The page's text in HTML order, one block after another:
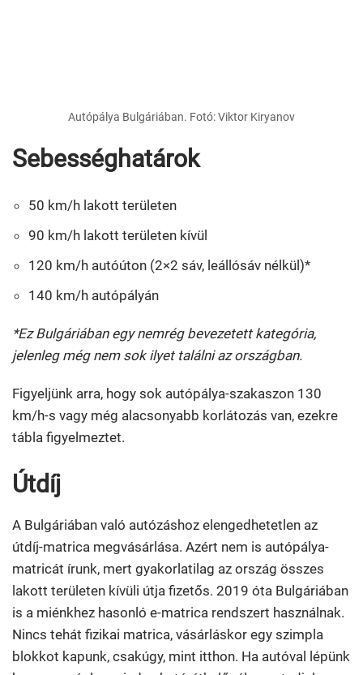
Autópálya Bulgáriában. Fotó: Viktor Kiryanov
Sebességhatárok
50 km/h lakott területen
90 km/h lakott területen kívül
120 km/h autóúton (2×2 sáv, leállósáv nélkül)*
140 km/h autópályán
*Ez Bulgáriában egy nemrég bevezetett kategória,
jelenleg még nem sok ilyet találni az országban.
Figyeljünk arra, hogy sok autópálya-szakaszon 130
km/h-s vagy még alacsonyabb korlátozás van, ezekre
tábla figyelmeztet.
Útdíj
A Bulgáriában való autózáshoz elengedhetetlen az
útdíj-matrica megvásárlása. Azért nem is autópálya-
matricát írunk, mert gyakorlatilag az ország összes
lakott területen kívüli útja fizetős. 2019 óta Bulgáriában
is a miénkhez hasonló e-matrica rendszert használnak.
Nincs tehát fizikai matrica, vásárláskor egy szimpla
blokkot kapunk, csakúgy, mint itthon. Ha autóval lépünk